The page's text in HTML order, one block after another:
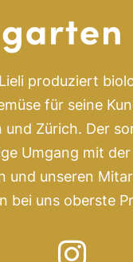
produziert
für seine
und Zürich. Der
Umgang mit
und unseren
bei uns oberste